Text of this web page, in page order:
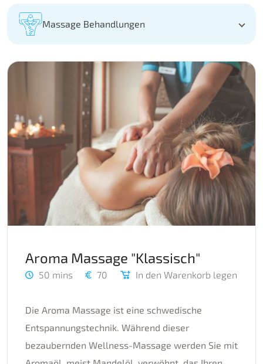
Massage Behandlungen
Aroma Massage "Klassisch"
50 mins 70 In den Warenkorb legen
Die Aroma Massage ist eine schwedische
Entspannungstechnik. Während dieser
bezaubernden Wellness-Massage werden Sie mit